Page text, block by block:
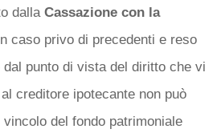
dalla Cassazione con la
caso privo di precedenti e reso
punto di vista del diritto che vi
creditore ipotecante non può
del fondo patrimoniale